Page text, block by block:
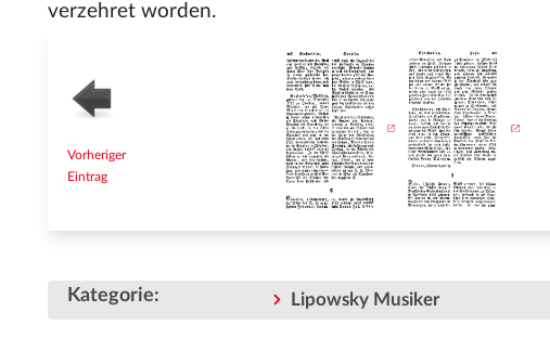
verzehret worden.
Vorheriger
Eintrag
Kategorie: Lipowsky Musiker